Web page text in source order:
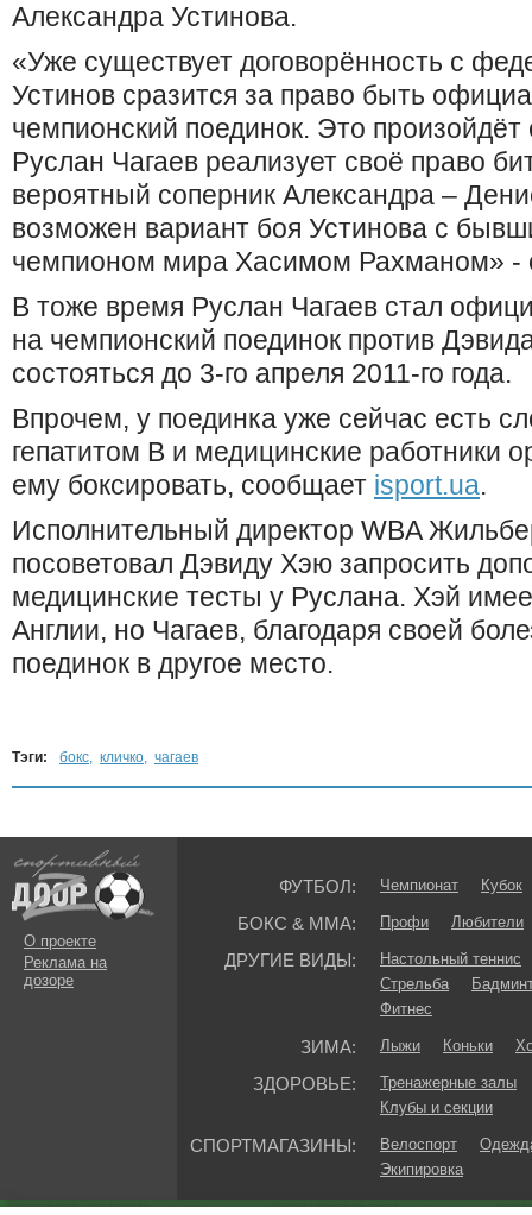
Александра Устинова.
«Уже существует договорённость с
Устинов сразится за право быть
чемпионский поединок. Это произойдёт
Руслан Чагаев реализует своё право
вероятный соперник Александра –
возможен вариант боя Устинова с
чемпионом мира Хасимом Рахманом» -
В тоже время Руслан Чагаев стал
на чемпионский поединок против
состояться до 3-го апреля 2011-го года.
Впрочем, у поединка уже сейчас есть
гепатитом В и медицинские работники
ему боксировать, сообщает isport.ua.
Исполнительный директор WBA
посоветовал Дэвиду Хэю запросить
медицинские тесты у Руслана. Хэй
Англии, но Чагаев, благодаря своей
поединок в другое место.
Тэги: бокс, кличко, чагаев
О проекте
Реклама на
дозоре
ФУТБОЛ: Чемпионат Кубок
БОКС & ММА: Профи Любители
ДРУГИЕ ВИДЫ:
Настольный теннис
Стрельба
Фитнес
ЗИМА: Лыжи Коньки
ЗДОРОВЬЕ:
Тренажерные залы
Клубы и секции
СПОРТМАГАЗИНЫ: Велоспорт
Экипировка